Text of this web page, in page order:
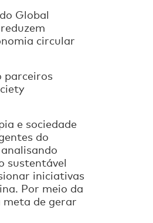
Global
circular
parceiros
e sociedade
do
sustentável
iniciativas
Por meio da
meta de gerar